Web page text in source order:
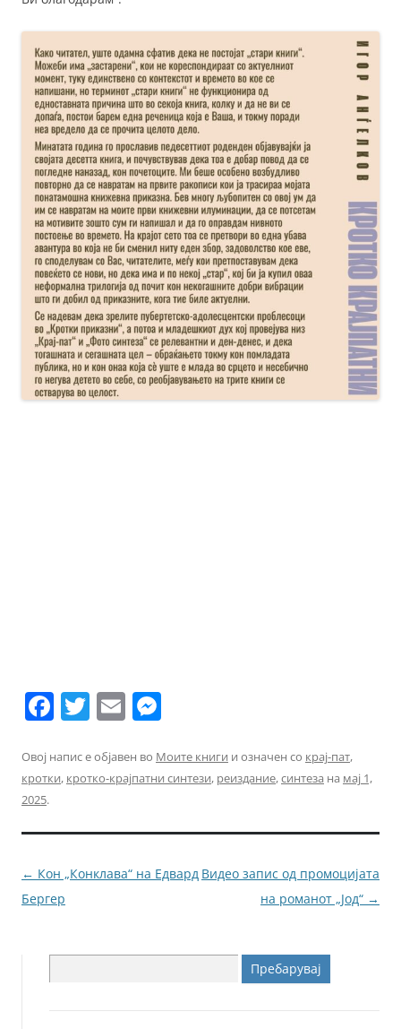
F
c
e
o
k
T
itt
er
E
ai
l
ss
e
er
Овој напис е објавен во Моите книги и означен со крај-пат,
кротки, кротко-крајпатни синтези, реиздание,синтеза на мај 1,
2025.
Навигација
за
← Кон „Конклава“ на Едвард
Бергер
Видео запис од промоцијата
на романот „Јод“ →
за: